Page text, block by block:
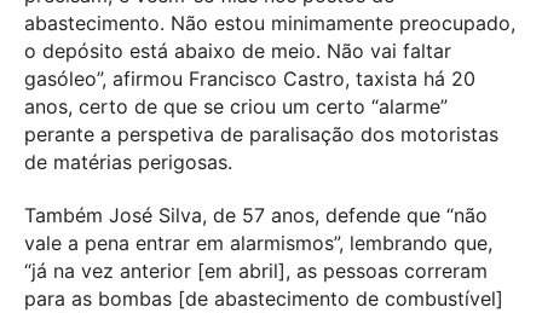
abastecimento. Não estou minimamente preocupado,
o depósito está abaixo de meio. Não vai faltar
gasóleo”, afirmou Francisco Castro, taxista há 20
anos, certo de que se criou um certo “alarme”
perante a perspetiva de paralisação dos motoristas
de matérias perigosas.
Também José Silva, de 57 anos, defende que “não
vale a pena entrar em alarmismos”, lembrando que,
“já na vez anterior [em abril], as pessoas correram
para as bombas [de abastecimento de combustível]